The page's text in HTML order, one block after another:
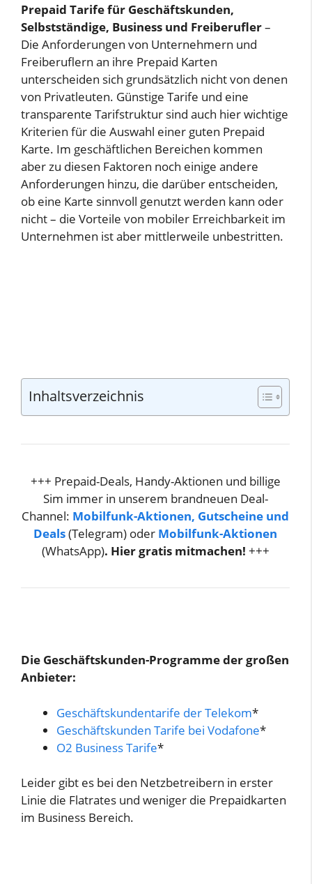
Prepaid Tarife für Geschäftskunden,
Selbstständige, Business und Freiberufler–
Die Anforderungen von Unternehmern und
Freiberuflern an ihre Prepaid Karten
unterscheiden sich grundsätzlich nicht von denen
von Privatleuten. Günstige Tarife und eine
transparente Tarifstruktur sind auch hier wichtige
Kriterien für die Auswahl einer guten Prepaid
Karte. Im geschäftlichen Bereichen kommen
aber zu diesen Faktoren noch einige andere
Anforderungen hinzu, die darüber entscheiden,
ob eine Karte sinnvoll genutzt werden kann oder
nicht – die Vorteile von mobiler Erreichbarkeit im
Unternehmen ist aber mittlerweile unbestritten.
Inhaltsverzeichnis
+++ Prepaid-Deals, Handy-Aktionen und billige
Sim immer in unserem brandneuen Deal-
Channel: Mobilfunk-Aktionen, Gutscheine und
Deals(Telegram) oder Mobilfunk-Aktionen
(WhatsApp). Hier gratis mitmachen! +++
Die Geschäftskunden-Programme der großen
Anbieter:
Geschäftskundentarife der Telekom*
Geschäftskunden Tarife bei Vodafone*
O2 Business Tarife*
Leider gibt es bei den Netzbetreibern in erster
Linie die Flatrates und weniger die Prepaidkarten
im Business Bereich.